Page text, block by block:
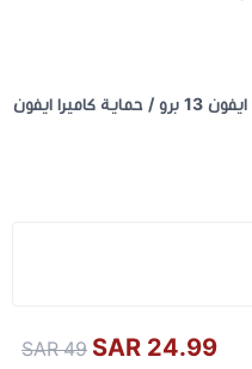
ملاحظة: متوافقة فقط مع حماية كاميرا ايفون 13 برو / حماية كاميرا ايفون
24.99 SAR
49 SAR